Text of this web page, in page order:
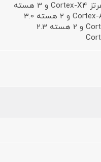
1 هسته 3.3 گیگاهرتز Cortex-X4 و 3 هسته
3.2 گیگاهرتز Cortex-A720 و 2 هسته 3.0
گیگاهرتز Cortex-A720 و 2 هسته 2.3